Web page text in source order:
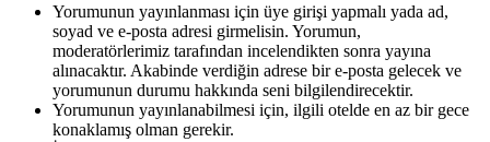
Yorumunun yayınlanması için üye girişi yapmalı yada ad,
soyad ve e-posta adresi girmelisin. Yorumun,
moderatörlerimiz tarafından incelendikten sonra yayına
alınacaktır. Akabinde verdiğin adrese bir e-posta gelecek ve
yorumunun durumu hakkında seni bilgilendirecektir.
Yorumunun yayınlanabilmesi için, ilgili otelde en az bir gece
konaklamış olman gerekir.